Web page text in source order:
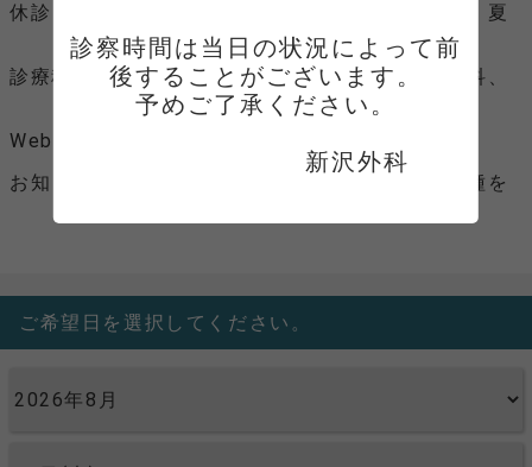
休診日
土曜午後、日曜、祝日、年末年始、夏
季休暇
診療科目
一般内科、糖尿病内科、内分泌内科、
外傷外科、一般外科
Webサイト
お知らせ
ご来院時には、保険証、医療証各種を
ご希望日を選択してください。
診察時間は当日の状況によって前
後することがございます。
予めご了承ください。
新沢外科